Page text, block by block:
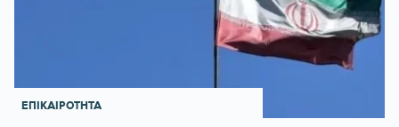
ΕΠΙΚΑΙΡΟΤΗΤΑ